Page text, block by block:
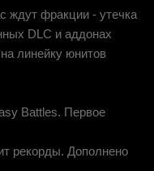
ждут фракции - утечка
DLC и аддонах
линейку юнитов
Battles. Первое
рекорды. Дополнено